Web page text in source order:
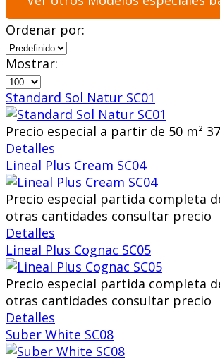
Ordenar por:
Mostrar:
Standard Sol Natur SC01
Precio especial a partir de 50 m²
Detalles
Lineal Plus Cream SC04
Precio especial partida completa
otras cantidades consultar precio
Detalles
Lineal Plus Cognac SC05
Precio especial partida completa
otras cantidades consultar precio
Detalles
Suber White SC08